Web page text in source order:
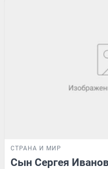
СТРАНА И МИР
Сын Сергея